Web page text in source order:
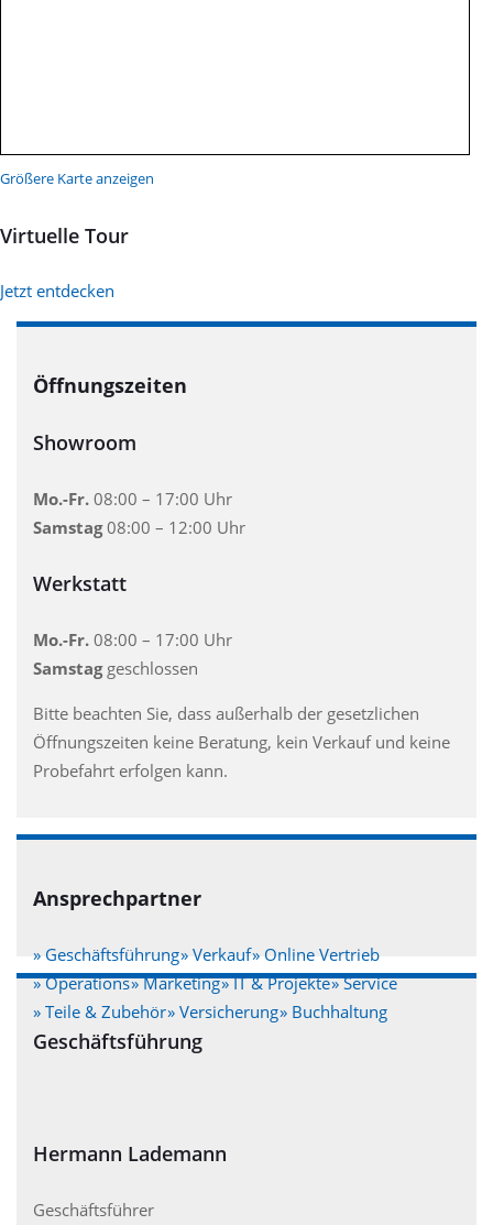
Größere Karte anzeigen
Virtuelle Tour
Jetzt entdecken
Öffnungszeiten
Showroom
Mo.-Fr. 08:00 – 17:00 Uhr
Samstag08:00 – 12:00 Uhr
Werkstatt
Mo.-Fr. 08:00 – 17:00 Uhr
Samstaggeschlossen
Bitte beachten Sie, dass außerhalb der gesetzlichen
Öffnungszeiten keine Beratung, kein Verkauf und keine
Probefahrt erfolgen kann.
Ansprechpartner
» Geschäftsführung» Verkauf» Online Vertrieb
» Operations» Marketing» IT & Projekte» Service
» Teile & Zubehör» Versicherung» Buchhaltung
Geschäftsführung
Hermann Lademann
Geschäftsführer